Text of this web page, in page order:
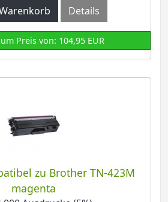
Details
Preis von: 104,95 EUR
zu Brother TN-423M
magenta